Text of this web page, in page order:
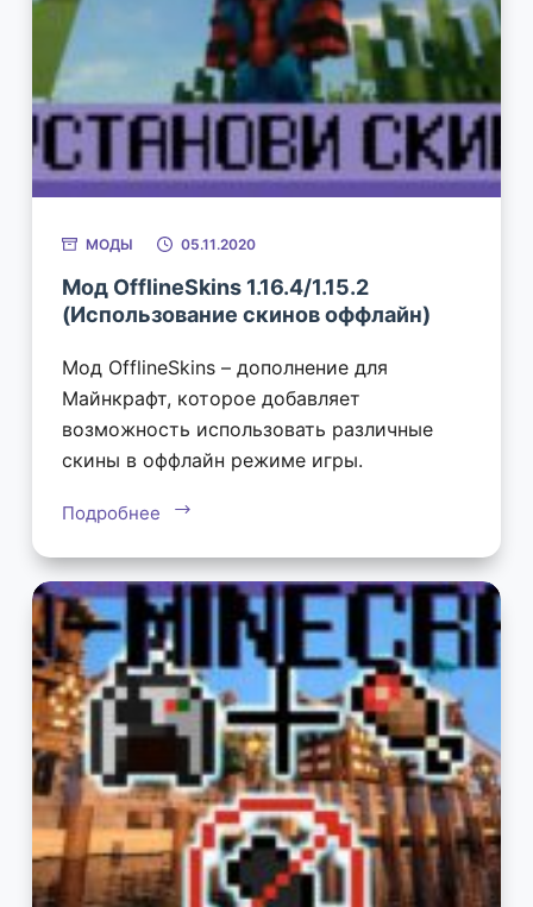
МОДЫ 05.11.2020
Мод OfflineSkins 1.16.4/1.15.2
(Использование скинов оффлайн)
Мод OfflineSkins – дополнение для
Майнкрафт, которое добавляет
возможность использовать различные
скины в оффлайн режиме игры.
Подробнее